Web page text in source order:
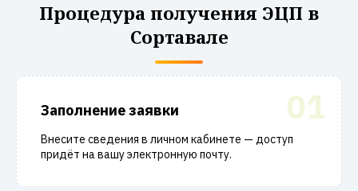
Процедура получения ЭЦП в
Сортавале
01
Заполнение заявки
Внесите сведения в личном кабинете — доступ
придёт на вашу электронную почту.